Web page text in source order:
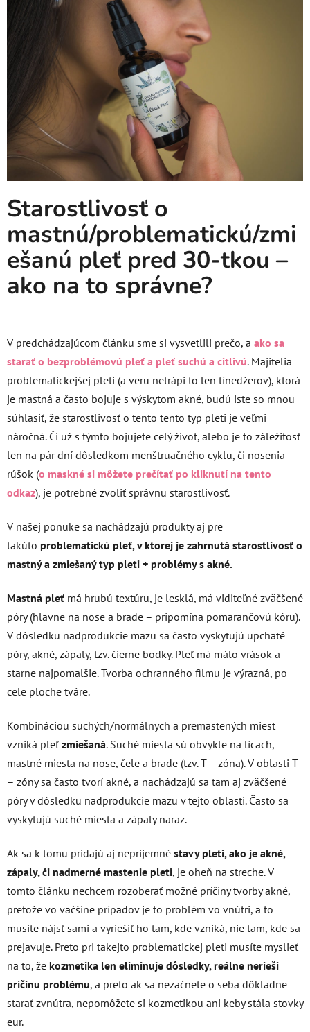
Starostlivosť o
mastnú/problematickú/zmi
ešanú pleť pred 30-tkou –
ako na to správne?
V predchádzajúcom článku sme si vysvetlili prečo, a ako sa
starať o bezproblémovú pleť a pleť suchú a citlivú. Majitelia
problematickejšej pleti (a veru netrápi to len tínedžerov), ktorá
je mastná a často bojuje s výskytom akné, budú iste so mnou
súhlasiť, že starostlivosť o tento tento typ pleti je veľmi
náročná. Či už s týmto bojujete celý život, alebo je to záležitosť
len na pár dní dôsledkom menštruačného cyklu, či nosenia
rúšok (o maskné si môžete prečítať po kliknutí na tento
odkaz), je potrebné zvoliť správnu starostlivosť.
V našej ponuke sa nachádzajú produkty aj pre
takúto problematickú pleť, v ktorej je zahrnutá starostlivosť o
mastný a zmiešaný typ pleti + problémy s akné.
Mastná pleť má hrubú textúru, je lesklá, má viditeľné zväčšené
póry (hlavne na nose a brade – pripomína pomarančovú kôru).
V dôsledku nadprodukcie mazu sa často vyskytujú upchaté
póry, akné, zápaly, tzv. čierne bodky. Pleť má málo vrások a
starne najpomalšie. Tvorba ochranného filmu je výrazná, po
cele ploche tváre.
Kombináciou suchých/normálnych a premastených miest
vzniká pleť zmiešaná. Suché miesta sú obvykle na lícach,
mastné miesta na nose, čele a brade (tzv. T – zóna). V oblasti T
– zóny sa často tvorí akné, a nachádzajú sa tam aj zväčšené
póry v dôsledku nadprodukcie mazu v tejto oblasti. Často sa
vyskytujú suché miesta a zápaly naraz.
Ak sa k tomu pridajú aj nepríjemné stavy pleti, ako je akné,
zápaly, či nadmerné mastenie pleti, je oheň na streche. V
tomto článku nechcem rozoberať možné príčiny tvorby akné,
pretože vo väčšine prípadov je to problém vo vnútri, a to
musíte nájsť sami a vyriešiť ho tam, kde vzniká, nie tam, kde sa
prejavuje. Preto pri takejto problematickej pleti musíte myslieť
na to, že kozmetika len eliminuje dôsledky, reálne nerieši
príčinu problému, a preto ak sa nezačnete o seba dôkladne
starať zvnútra, nepomôžete si kozmetikou ani keby stála stovky
eur.